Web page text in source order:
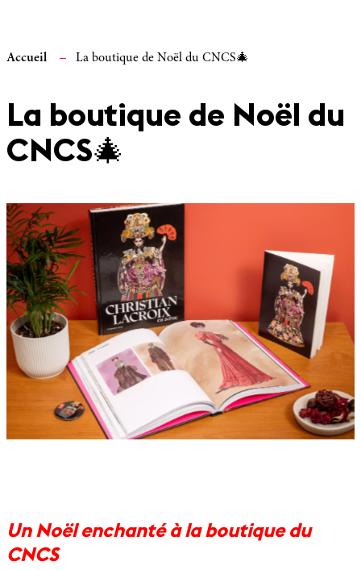
Accueil La boutique de Noël du CNCS🎄
La boutique de Noël du
CNCS🎄
Un Noël enchanté àla boutique du
CNCS